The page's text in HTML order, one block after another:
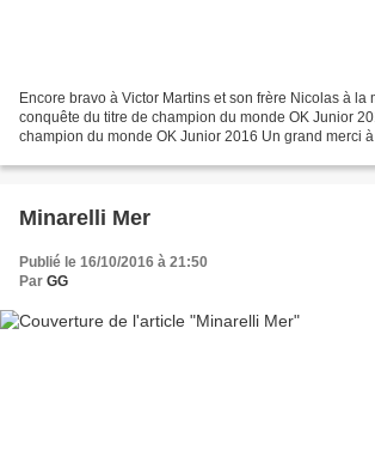
Encore bravo à Victor Martins et son frère Nicolas à la
conquête du titre de champion du monde OK Junior
champion du monde OK Junior 2016 Un grand merci à
Minarelli Mer
Publié le 16/10/2016 à 21:50
Par GG